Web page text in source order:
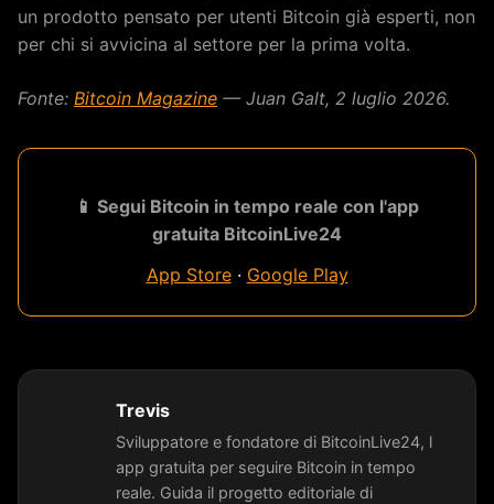
un prodotto pensato per utenti Bitcoin già esperti, non
per chi si avvicina al settore per la prima volta.
Fonte: Bitcoin Magazine — Juan Galt, 2 luglio 2026.
📱 Segui Bitcoin in tempo reale con l'app
gratuita BitcoinLive24
App Store· Google Play
Trevis
Sviluppatore e fondatore di BitcoinLive24, l
app gratuita per seguire Bitcoin in tempo
reale. Guida il progetto editoriale di